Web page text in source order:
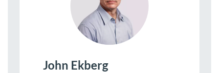
John Ekberg